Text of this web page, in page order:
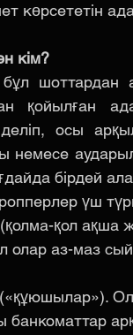
көрсететін
кім?
шоттардан
қойылған
осы
немесе
бірдей
үш
қол ақша
олар аз-маз
банкоматтар